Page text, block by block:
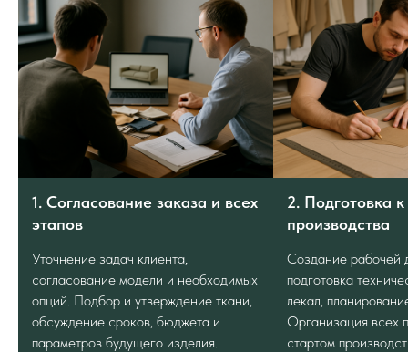
1. Согласование заказа и всех
этапов
Уточнение задач клиента,
согласование модели и необходимых
опций. Подбор и утверждение ткани,
обсуждение сроков, бюджета и
параметров будущего изделия.
2. Подготовка к
производства
Создание рабочей
подготовка
лекал,
Организация всех
стартом
подходящий способ доставки
, исходя из их
требований и условий.
Оставить заявку
Все ТК гарантируютскорость и
безопасностьперевозки, учитывая пожелания
клиента.
Если нет возможности самостоятельно забрать
загрузят его в машину.
Для доставки в дальниерегионы России
и
страны СНГу нас есть надёжные
партнёры, которые осуществят доставку на
Безналичный
Оставить
QR кодом:
оплачиваете
банка.
Банковской
момент вывоза
физических
электронные